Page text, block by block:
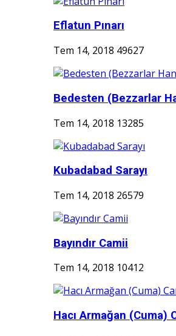
Eflatun Pınarı
Tem 14, 2018 49627
Bedesten (Bezzarlar
Tem 14, 2018 13285
Kubadabad Sarayı
Tem 14, 2018 26579
Bayındır Camii
Tem 14, 2018 10412
Hacı Armağan (Cuma)